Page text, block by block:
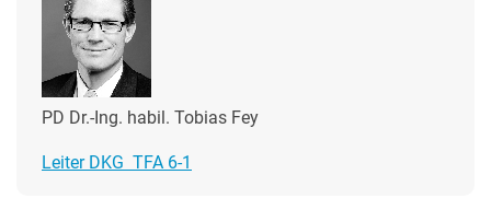
PD Dr.-Ing. habil. Tobias Fey
Leiter DKG TFA 6-1